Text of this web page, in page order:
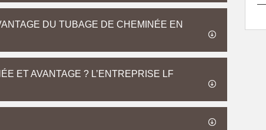
DU TUBAGE DE CHEMINÉE EN
ET AVANTAGE ? L’ENTREPRISE LF